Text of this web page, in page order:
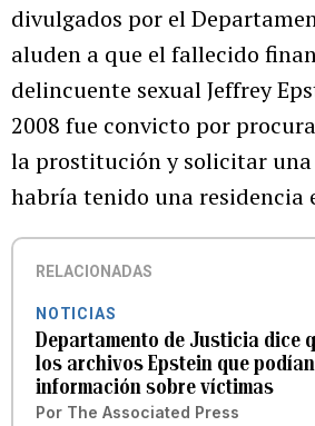
divulgados por el
aluden a que el fallecido
delincuente sexual Jeffrey
2008 fue convicto por
la prostitución y solicitar
habría tenido una residencia
RELACIONADAS
NOTICIAS
Departamento de Justicia dice
los archivos Epstein que
información sobre víctimas
Por The Associated Press